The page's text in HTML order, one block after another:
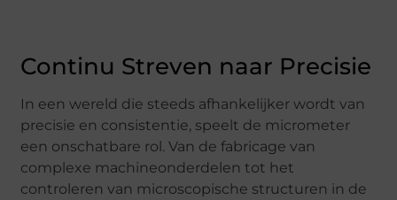
Continu Streven naar Precisie
In een wereld die steeds afhankelijker wordt van
precisie en consistentie, speelt de micrometer
een onschatbare rol. Van de fabricage van
complexe machineonderdelen tot het
controleren van microscopische structuren in de